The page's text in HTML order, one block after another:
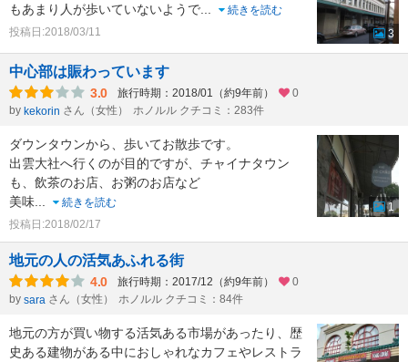
もあまり人が歩いていないようで
続きを読む
投稿日:2018/03/11
3
中心部は賑わっています
3.0 旅行時期：2018/01（約9年前）
0
by kekorin さん（女性） ホノルル クチコミ：283件
ダウンタウンから、歩いてお散歩です。
出雲大社へ行くのが目的ですが、チャイナタウン
も、飲茶のお店、お粥のお店など
美味
続きを読む
投稿日:2018/02/17
1
地元の人の活気あふれる街
4.0 旅行時期：2017/12（約9年前）
0
by sara さん（女性） ホノルル クチコミ：84件
地元の方が買い物する活気ある市場があったり、歴
史ある建物がある中におしゃれなカフェやレストラ